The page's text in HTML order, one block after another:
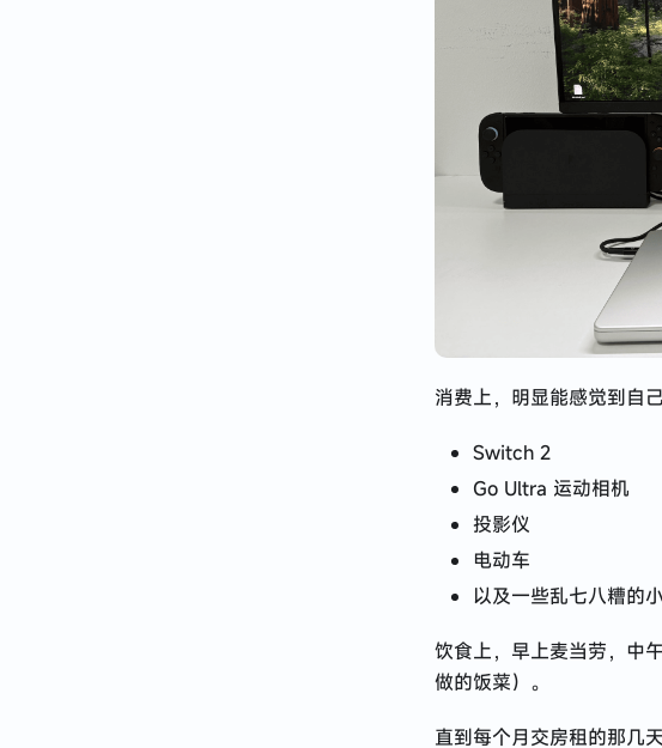
消费上，明显能感觉到自
Switch 2
Go Ultra 运动相机
投影仪
电动车
以及一些乱七八糟的
饮食上，早上麦当劳，中
做的饭菜）。
直到每个月交房租的那几